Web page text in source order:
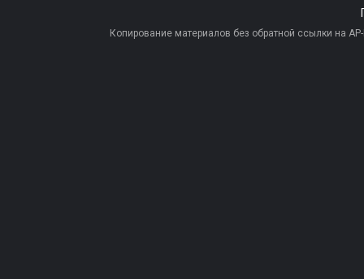
Копирование материалов без обратной ссылки на